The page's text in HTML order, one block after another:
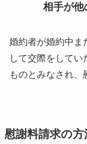
相手が他
婚約者が婚約中ま
して交際をして
ものとみなされ、
慰謝料請求の方